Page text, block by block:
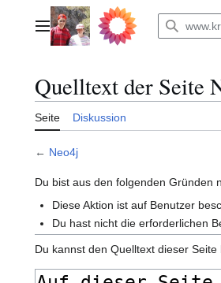
springenHauptmenü
Quelltext der Seite
Seite Diskussion
← Neo4j
Du bist aus den folgenden Gründen
Diese Aktion ist auf Benutzer
Du hast nicht die erforderlichen
Du kannst den Quelltext dieser